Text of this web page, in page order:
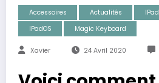
Accessoires Actualités IPad
IPadOS
Magic Keyboard
Xavier 24 Avril 2020